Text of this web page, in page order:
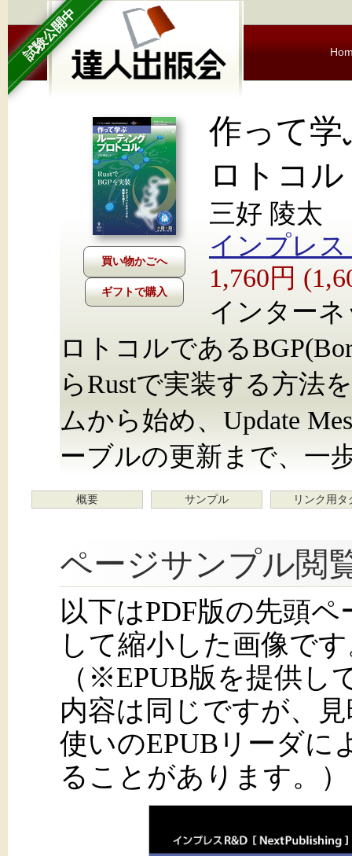
試験公開中
ギフトで購入
作って
ロトコ
三好 陵太
インプレス
1,760円
インター
ロトコルである
らRustで実装する方法
ムから始め、Update
ーブルの更新まで、一
概要 サンプル リンク用タ
ページサンプル閲
以下はPDF版の先頭
して縮小した画像で
（※EPUB版を提供し
内容は同じですが、
使いのEPUBリーダに
ることがあります。）